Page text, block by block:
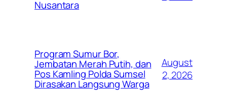
Nusantara
Program Sumur Bor,
Jembatan Merah Putih, dan
Pos Kamling Polda Sumsel
Dirasakan Langsung Warga
August
2, 2026